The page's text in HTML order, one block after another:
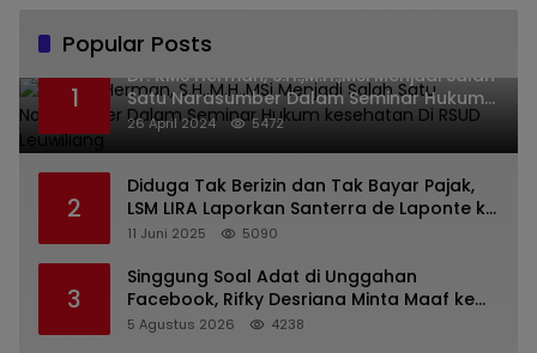
Popular Posts
1
Dr. KMS Herman, S.H.,M.H.,MSi Menjadi Salah
Satu Narasumber Dalam Seminar Hukum
kesehatan Di RSUD Leuwiliang
26 April 2024 5472
2
Diduga Tak Berizin dan Tak Bayar Pajak,
LSM LIRA Laporkan Santerra de Laponte ke
Kejaksaan Kota Batu
11 Juni 2025 5090
3
Singgung Soal Adat di Unggahan
Facebook, Rifky Desriana Minta Maaf ke
PDA dan Bupati Kubar
5 Agustus 2026 4238